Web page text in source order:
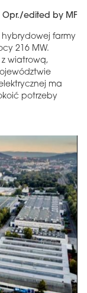
Opr./edited by MF
hybrydowej farmy
216 MW.
z wiatrową,
ma
potrzeby